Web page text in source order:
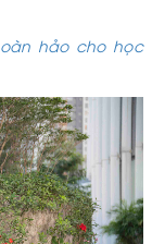
hảo cho học